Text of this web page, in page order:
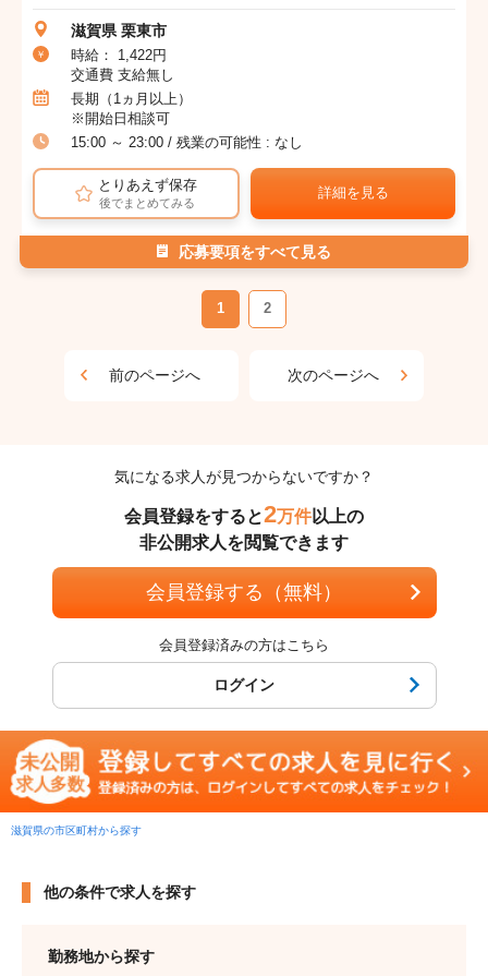
滋賀県 栗東市
時給： 1,422円
交通費 支給無し
長期（1ヵ月以上）
※開始日相談可
15:00 ～ 23:00 / 残業の可能性 : なし
とりあえず保存
後でまとめてみる
詳細を見る
応募要項をすべて見る
1 2
前のページへ 次のページへ
気になる求人が見つからないですか？
会員登録をすると2万件以上の
非公開求人を閲覧できます
会員登録する（無料）
会員登録済みの方はこちら
ログイン
滋賀県の市区町村から探す
他の条件で求人を探す
勤務地から探す